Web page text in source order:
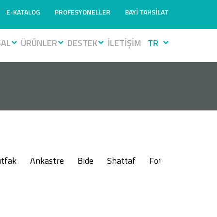
E-KATALOG PROFESYONELLER BAYİ TAHSİLAT
ÜRÜNLER DESTEK İLETİŞİM TR
Ankastre Bide Shattaf Fotoselli